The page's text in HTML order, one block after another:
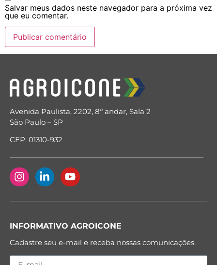
Salvar meus dados neste navegador para a próxima vez
que eu comentar.
Avenida Paulista, 2202, 8º andar, Sala 2
São Paulo – SP
CEP: 01310-932
INFORMATIVO AGROICONE
Cadastre seu e-mail e receba nossas comunicações.